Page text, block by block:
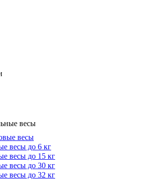
весы
весы
весы до 6 кг
весы до 15 кг
весы до 30 кг
весы до 32 кг